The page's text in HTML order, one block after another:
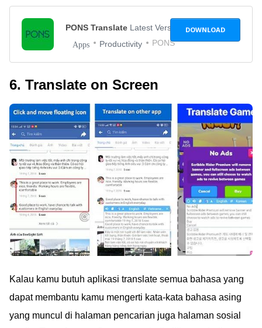
PONS Translate Latest Version
Apps Productivity PONS
DOWNLOAD
6. Translate on Screen
Kalau kamu butuh aplikasi translate semua bahasa yang
dapat membantu kamu mengerti kata-kata bahasa asing
yang muncul di halaman pencarian juga halaman sosial